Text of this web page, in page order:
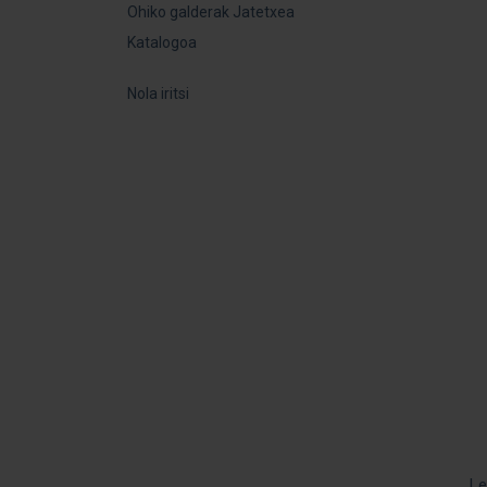
Ohiko galderak Jatetxea
Katalogoa
Nola iritsi